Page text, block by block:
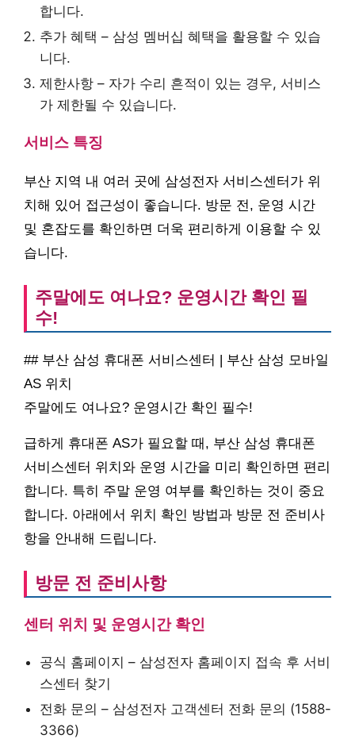
합니다.
추가 혜택 – 삼성 멤버십 혜택을 활용할 수 있습
니다.
제한사항 – 자가 수리 흔적이 있는 경우, 서비스
가 제한될 수 있습니다.
서비스 특징
부산 지역 내 여러 곳에 삼성전자 서비스센터가 위
치해 있어 접근성이 좋습니다. 방문 전, 운영 시간
및 혼잡도를 확인하면 더욱 편리하게 이용할 수 있
습니다.
주말에도 여나요? 운영시간 확인 필
수!
## 부산 삼성 휴대폰 서비스센터 | 부산 삼성 모바일
AS 위치
주말에도 여나요? 운영시간 확인 필수!
급하게 휴대폰 AS가 필요할 때, 부산 삼성 휴대폰
서비스센터 위치와 운영 시간을 미리 확인하면 편리
합니다. 특히 주말 운영 여부를 확인하는 것이 중요
합니다. 아래에서 위치 확인 방법과 방문 전 준비사
항을 안내해 드립니다.
방문 전 준비사항
센터 위치 및 운영시간 확인
공식 홈페이지 – 삼성전자 홈페이지 접속 후 서비
스센터 찾기
전화 문의 – 삼성전자 고객센터 전화 문의 (1588-
3366)